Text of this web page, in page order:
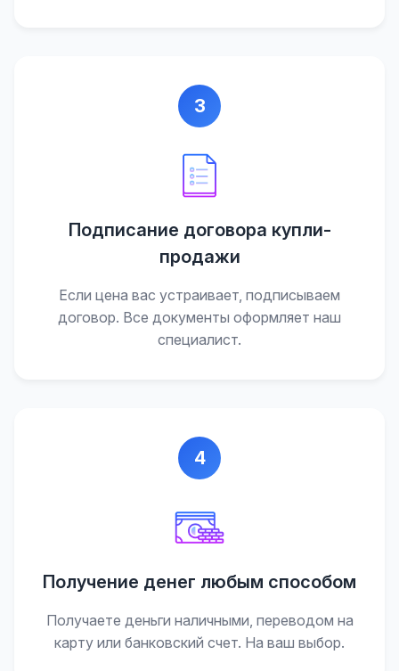
3
Подписание договора купли-
продажи
Если цена вас устраивает, подписываем
договор. Все документы оформляет наш
специалист.
4
Получение денег любым способом
Получаете деньги наличными, переводом на
карту или банковский счет. На ваш выбор.